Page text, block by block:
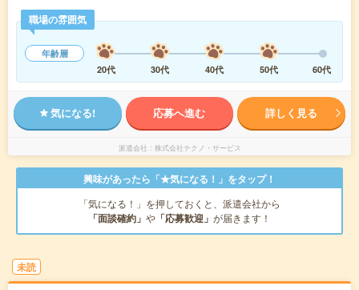
職場の雰囲気
年齢層
20代
30代 40代 50代 60代
気になる! 応募へ進む 詳しく見る
派遣会社 株式会社テクノ・サービス
興味があったら「★気になる！」をタップ！
「気になる！」を押しておくと、派遣会社から
「面談確約」 や 「応募歓迎」 が届きます！
未読